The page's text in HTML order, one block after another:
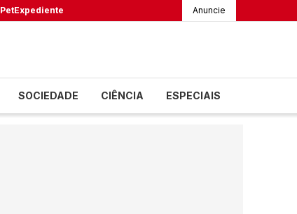
PetExpediente Anuncie
SOCIEDADE CIÊNCIA ESPECIAIS